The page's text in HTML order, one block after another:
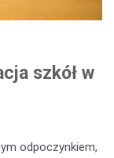
szkół w
odpoczynkiem,